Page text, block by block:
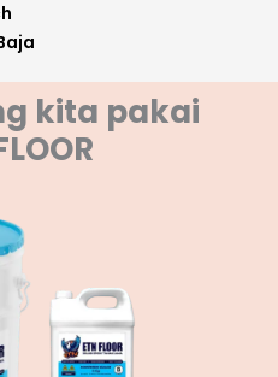
kita pakai